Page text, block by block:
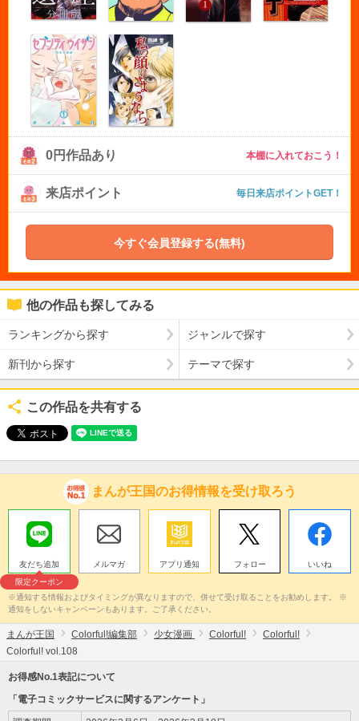
0円作品あり 本棚に入れておこう！
来店ポイント 毎日来店ポイントGET！
今すぐ会員登録する(無料)
他の作品も探してみる
ランキングから探す ジャンルで探す
新刊から探す テーマで探す
この作品を共有する
まんが王国のお得情報を受け取ろう
友だち追加
限定クーポン
メルマガ アプリ通知 フォロー いいね
※通知する情報およびタイミングが異なりますので、併せて受け取ることをお勧めします。 ※
通知をしないキャンペーンもあります。ご了承ください。
まんが王国 Colorful!編集部 少女漫画 Colorful!
Colorful!
Colorful! vol.108
お得感No.1表記について
「電子コミックサービスに関するアンケート」